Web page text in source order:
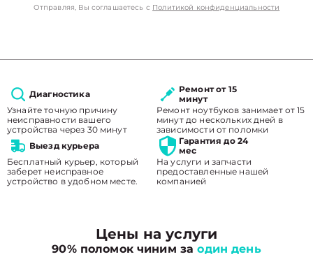
Отправляя, Вы соглашаетесь с Политикой конфиденциальности
Диагностика
Узнайте точную причину
неисправности вашего
устройства через 30 минут
Ремонт от 15
минут
Ремонт ноутбуков занимает от 15
минут до нескольких дней в
зависимости от поломки
Выезд курьера
Бесплатный курьер, который
заберет неисправное
устройство в удобном месте.
Гарантия до 24
мес
На услуги и запчасти
предоставленные нашей
компанией
Цены на услуги
90% поломок чиним заодин день